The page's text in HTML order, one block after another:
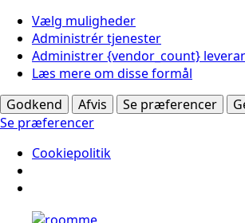
Vælg muligheder
Administrér tjenester
Administrer {vendor_count}
Læs mere om disse formål
Godkend
Afvis Se præferencer
Se præferencer
Cookiepolitik